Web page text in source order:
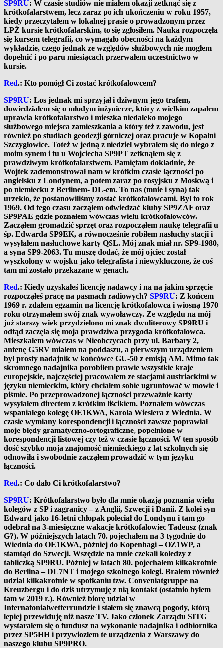
SP9RU: W czasie studiów nie miałem okazji zetknąć się z
krótkofalarstwem, lecz zaraz po ich ukończeniu w roku 1957,
kiedy przeczytałem w lokalnej prasie o prowadzonym przez
LPŻ kursie krótkofalarskim, to się zgłosiłem. Nauka rozpoczęła
się kursem telegrafii, co wymagało obecności na każdym
wykładzie, czego jednak ze względów służbowych nie mogłem
dopełnić i po paru miesiącach przerwałem uczestnictwo w
kursie.
Red.: Kto pomógł Ci zostać krótkofalowcem?
SP9RU: Los jednak mi sprzyjał i dziwnym jego trafem,
dowiedziałem się o młodym inżynierze, który z wielkim zapałem
uprawia krótkofalarstwo i mieszka niedaleko mojego
służbowego miejsca zamieszkania a który też z zawodu, jest
również po studiach geodezji górniczej oraz pracuje w Kopalni
Szczygłowice. Toteż w jedną z niedziel wybrałem się do niego z
moim synem i tu u Wojciecha SP9PT zetknąłem się z
prawdziwym krótkofalarstwem. Pamiętam dokładnie, że
Wojtek zademonstrował nam w krótkim czasie łączności po
angielsku z Londynem, a potem zaraz po rosyjsku z Moskwą i
po niemiecku z Berlinem- DL-em. To nas (mnie i syna) tak
urzekło, że postanowiliśmy zostać krótkofalowcami. Był to rok
1969. Od tego czasu zacząłem odwiedzać kluby SP9ZAF oraz
SP9PAE gdzie poznałem wówczas wielu krótkofalowców.
Zacząłem gromadzić sprzęt oraz rozpocząłem naukę telegrafii u
śp. Edwarda SP9EK, a równocześnie robiłem nasłuchy stacji i
wysyłałem nasłuchowe karty QSL. Mój znak miał nr. SP9-1980,
a syna SP9-2063. Tu muszę dodać, że mój ojciec został
wyszkolony w wojsku jako telegrafista i niewykluczone, że coś
tam mi zostało przekazane w genach.
Red.: Kiedy uzyskałeś licencję nadawcy i na na jakim sprzęcie
rozpocząłeś pracę na pasmach radiowych? SP9RU: Z końcem
1969 r. zdałem egzamin na licencję krótkofalowca i wiosną 1970
roku otrzymałem swój znak wywoławczy. Ze względu na mój
już starszy wiek przydzielono mi znak dwuliterowy SP9RU i
odtąd zaczęła się moja prawdziwa przygoda krótkofalowca.
Mieszkałem wówczas w Nieobczycach przy ul. Barbary 2,
antenę G5RV miałem na poddaszu, a pierwszym urządzeniem
był prosty nadajnik w końcówce GU-50 z emisją AM. Mimo tak
skromnego nadajnika porobiłem prawie wszystkie kraje
europejskie, najczęściej pracowałem ze stacjami austriackimi w
języku niemieckim, który chciałem sobie ugruntować w mowie i
piśmie. Po przeprowadzonej łączności przeważnie karty
wysyłałem directem z krótkim liścikiem. Poznałem wówczas
wspaniałego kolegę OE1KWA, Karola Wieslera z Wiednia. W
czasie wymiany korespondencji i łączności zawsze poprawiał
moje błędy gramatyczno-ortograficzne, popełnione w
korespondencji listowej czy też w czasie łączności. W ten sposób
dość szybko moja znajomość niemieckiego z lat szkolnych się
odnowiła i swobodnie zacząłem prowadzić w tym języku
łączności.
Red.: Co dało Ci krótkofalarstwo?
SP9RU: Krótkofalarstwo było dla mnie okazją poznania wielu
kolegów z SP i zagranicy – z Anglii, Szwecji i Danii. Z kolei syn
Edward jako 16-letni chłopak poleciał do Londynu i tam go
odebrał na 3-miesięczne wakacje krótkofalowiec Tadeusz (znak
G?). W późniejszych latach 70. pojechałem na 3 tygodnie do
Wiednia do OE1KWA, później do Kopenhagi – OZ1WP, a
stamtąd do Szwecji. Wszędzie na mnie czekali koledzy z
tabliczką SP9RU. Później w latach 80. pojechałem kilkakrotnie
do Berlina – DL7NT i mojego szkolnego kolegi. Brałem również
udział kilkakrotnie w spotkaniu tzw. Conveniatgruppe na
Kreuzbergu i do dziś utrzymuję z nią kontakt (ostatnio byłem
tam w 2019 r.). Również biorę udział w
Internatonialwetterrundzie i stałem się znawcą pogody, którą
lepiej przewiduję niż nasze TV. Jako członek Zarządu SITG
wystarałem się o fundusz na wykonanie nadajnika i odbiornika
przez SP5HH i przywiozłem te urządzenia z Warszawy do
naszego klubu SP9PRO.